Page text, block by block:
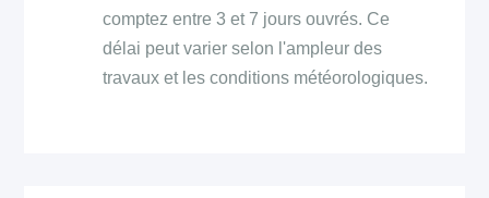
comptez entre 3 et 7 jours ouvrés. Ce
délai peut varier selon l'ampleur des
travaux et les conditions météorologiques.